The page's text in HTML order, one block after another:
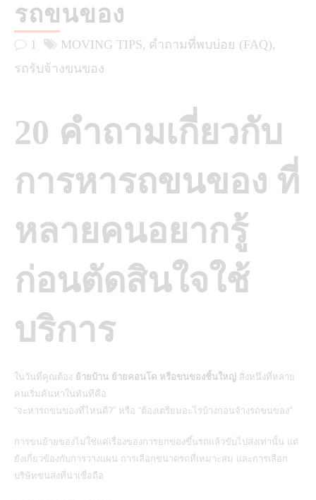
รถขนของ
1 MOVING TIPS คำถามที่พบบ่อย (FAQ)
รถรับจ้างขนของ
20 คำถามเกี่ยวกับ
การหารถขนของ ที่
หลายคนอยากรู้
ก่อนตัดสินใจใช้
บริการ
ในวันที่คุณต้อง ย้ายบ้าน ย้ายคอนโด หรือขนของชิ้นใหญ่ สิ่งหนึ่งที่หลาย
คนเริ่มค้นหาในทันทีคือ
“จะหารถขนของที่ไหนดี?” หรือ “ต้องเตรียมอะไรบ้างก่อนจ้างรถขนของ”
การขนย้ายของไม่ใช่แค่เรื่องของการยกของขึ้นรถแล้วขับไปส่งเท่านั้น แต่
ยังเกี่ยวข้องกับการวางแผน การเลือกขนาดรถที่เหมาะสม และการเลือก
บริษัทขนส่งที่น่าเชื่อถือ